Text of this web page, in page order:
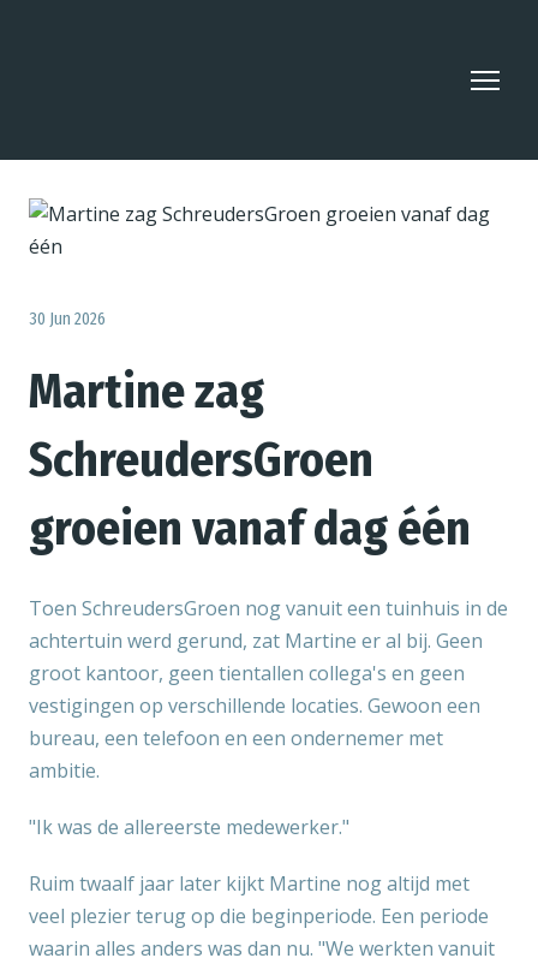
30 Jun 2026
Martine zag
SchreudersGroen
groeien vanaf dag één
Toen SchreudersGroen nog vanuit een tuinhuis in de
achtertuin werd gerund, zat Martine er al bij. Geen
groot kantoor, geen tientallen collega's en geen
vestigingen op verschillende locaties. Gewoon een
bureau, een telefoon en een ondernemer met
ambitie.
"Ik was de allereerste medewerker."
Ruim twaalf jaar later kijkt Martine nog altijd met
veel plezier terug op die beginperiode. Een periode
waarin alles anders was dan nu. "We werkten vanuit